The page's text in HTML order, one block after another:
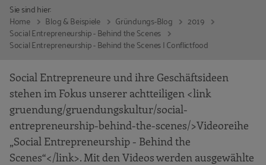
Sie sind hier:
Home
Blog & Beispiele Gründungs-Blog
2019
Social Entrepreneurship - Behind the Scenes
Social Entrepreneurship - Behind the Scenes | Conflictfood
Social Entrepreneure und ihre Geschäftsideen
stehen im Fokus unserer achtteiligen <link
gruendung/gruendungskultur/social-
entrepreneurship-behind-the-scenes/>Videoreihe
„Social Entrepreneurship - Behind the
Scenes“</link>. Mit den Videos werden ausgewählte